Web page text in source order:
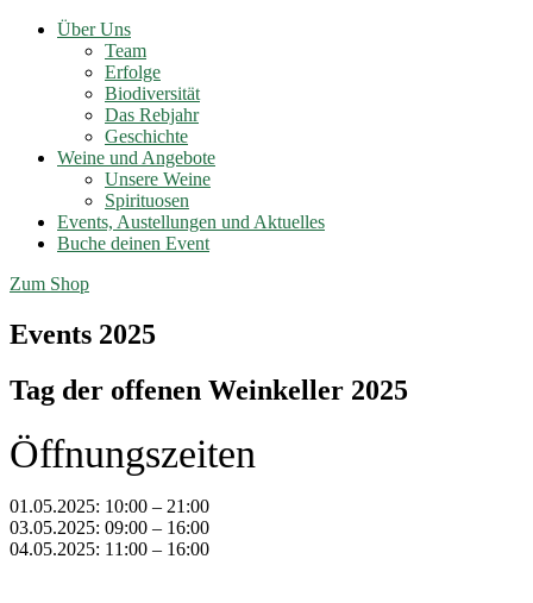
Über Uns
Team
Erfolge
Biodiversität
Das Rebjahr
Geschichte
Weine und Angebote
Unsere Weine
Spirituosen
Events, Austellungen und Aktuelles
Buche deinen Event
Zum Shop
Events 2025
Tag der offenen Weinkeller 2025
Öffnungszeiten
01.05.2025: 10:00 – 21:00
03.05.2025: 09:00 – 16:00
04.05.2025: 11:00 – 16:00